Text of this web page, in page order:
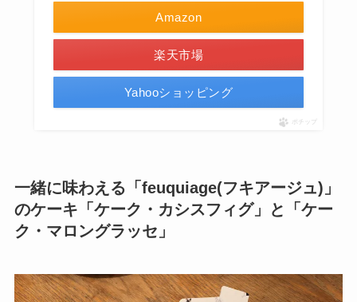
Amazon
楽天市場
Yahooショッピング
ポチップ
一緒に味わえる「feuquiage(フキアージュ)」
のケーキ「ケーク・カシスフィグ」と「ケー
ク・マロングラッセ」